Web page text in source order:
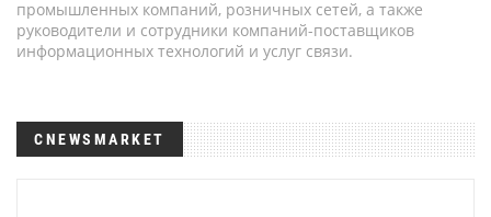
промышленных компаний, розничных сетей, а также
руководители и сотрудники компаний-поставщиков
информационных технологий и услуг связи.
CNEWSMARKET